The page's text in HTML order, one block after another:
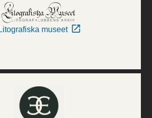
Litografiska museet